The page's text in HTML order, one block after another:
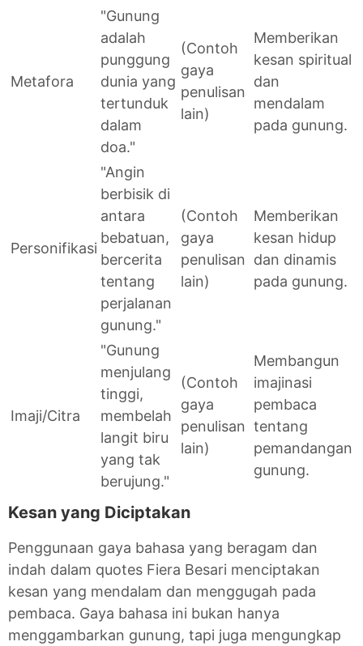
Metafora
"Gunung
adalah
punggung
dunia yang
tertunduk
dalam
doa."
(Contoh
gaya
penulisan
lain)
Memberikan
kesan spiritual
dan
mendalam
pada gunung.
Personifikasi
"Angin
berbisik di
antara
bebatuan,
bercerita
tentang
perjalanan
gunung."
(Contoh
gaya
penulisan
lain)
Memberikan
kesan hidup
dan dinamis
pada gunung.
Imaji/Citra
"Gunung
menjulang
tinggi,
membelah
langit biru
yang tak
berujung."
(Contoh
gaya
penulisan
lain)
Membangun
imajinasi
pembaca
tentang
pemandangan
gunung.
Kesan yang Diciptakan
Penggunaan gaya bahasa yang beragam dan
indah dalam quotes Fiera Besari menciptakan
kesan yang mendalam dan menggugah pada
pembaca. Gaya bahasa ini bukan hanya
menggambarkan gunung, tapi juga mengungkap